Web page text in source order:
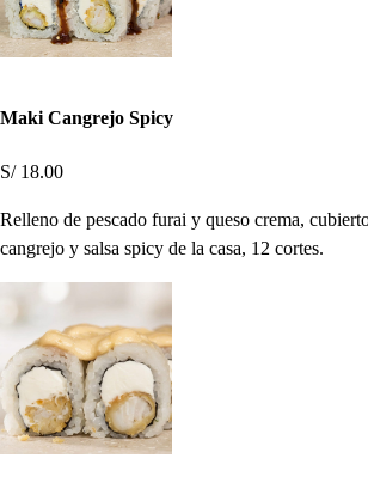
Maki Cangrejo Spicy
S/ 18.00
Relleno de pescado furai y queso crema,
cangrejo y salsa spicy de la casa, 12 cortes.